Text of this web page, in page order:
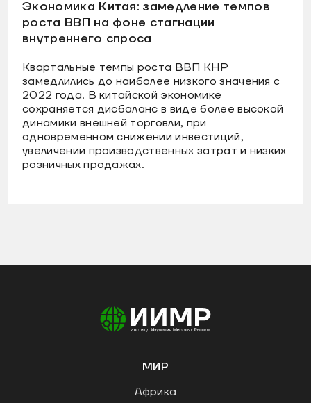
Экономика Китая: замедление темпов
роста ВВП на фоне стагнации
внутреннего спроса
Квартальные темпы роста ВВП КНР
замедлились до наиболее низкого значения с
2022 года. В китайской экономике
сохраняется дисбаланс в виде более высокой
динамики внешней торговли, при
одновременном снижении инвестиций,
увеличении производственных затрат и низких
розничных продажах.
МИР
Африка